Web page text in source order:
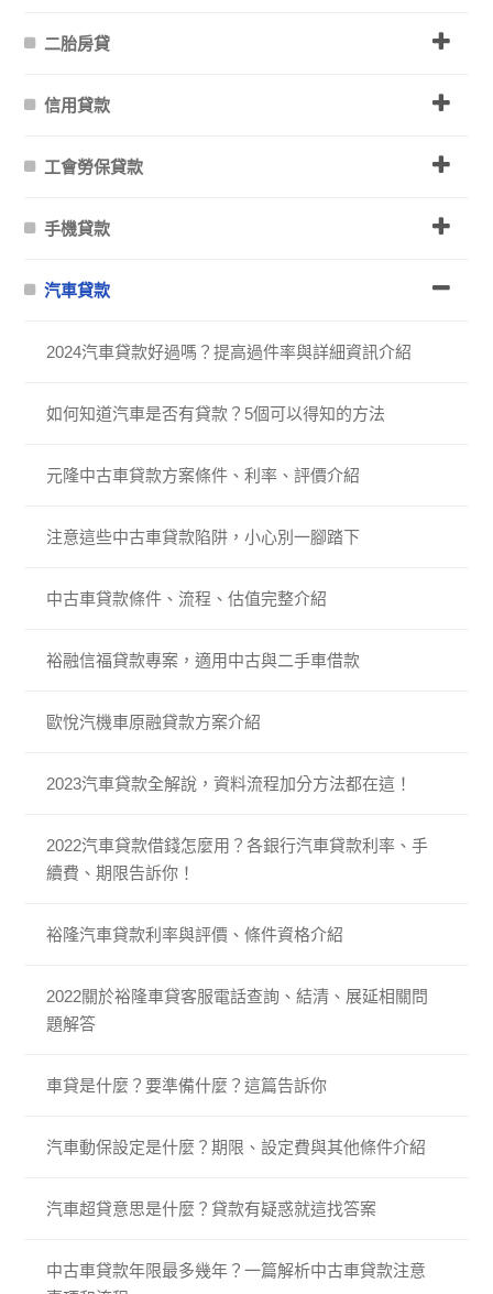
二胎房貸
信用貸款
工會勞保貸款
手機貸款
汽車貸款
2024汽車貸款好過嗎？提高過件率與詳細資訊介紹
如何知道汽車是否有貸款？5個可以得知的方法
元隆中古車貸款方案條件、利率、評價介紹
注意這些中古車貸款陷阱，小心別一腳踏下
中古車貸款條件、流程、估值完整介紹
裕融信福貸款專案，適用中古與二手車借款
歐悅汽機車原融貸款方案介紹
2023汽車貸款全解說，資料流程加分方法都在這！
2022汽車貸款借錢怎麼用？各銀行汽車貸款利率、手
續費、期限告訴你！
裕隆汽車貸款利率與評價、條件資格介紹
2022關於裕隆車貸客服電話查詢、結清、展延相關問
題解答
車貸是什麼？要準備什麼？這篇告訴你
汽車動保設定是什麼？期限、設定費與其他條件介紹
汽車超貸意思是什麼？貸款有疑惑就這找答案
中古車貸款年限最多幾年？一篇解析中古車貸款注意